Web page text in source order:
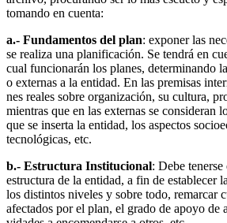
tomando en cuenta:
a.- Fundamentos del plan: exponer las
se realiza una planificación. Se tendrá en
cual funcionarán los planes, determinando
o externas a la entidad. En las premisas
nes reales sobre organización, su cultura,
mientras que en las externas se consideran
que se inserta la entidad, los aspectos
tecnológicas, etc.
b.- Estructura Institucional: Debe
estruc­tura de la entidad, a fin de establecer
los distintos niveles y sobre todo, remarcar
afectados por el plan, el grado de apoyo de